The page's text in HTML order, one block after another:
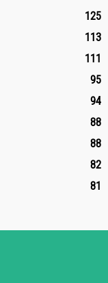
125
113
111
95
94
88
88
82
81